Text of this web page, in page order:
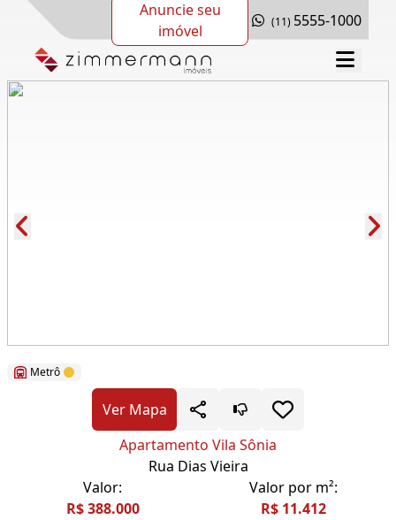
Anuncie seu
imóvel
(11) 5555-1000
Metrô
Ver Mapa
Apartamento Vila Sônia
Rua Dias Vieira
Valor:
R$ 388.000
Valor por m²:
R$ 11.412